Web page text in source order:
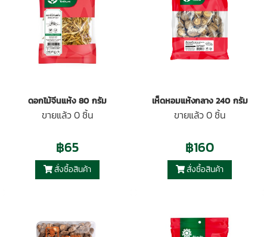
ดอกไม้จีนแห้ง 80 กรัม
ขายแล้ว 0 ชิ้น
฿65
สั่งซื้อสินค้า
เห็ดหอมแห้งกลาง 240 กรัม
ขายแล้ว 0 ชิ้น
฿160
สั่งซื้อสินค้า